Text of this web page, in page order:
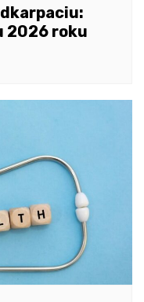
2026 roku